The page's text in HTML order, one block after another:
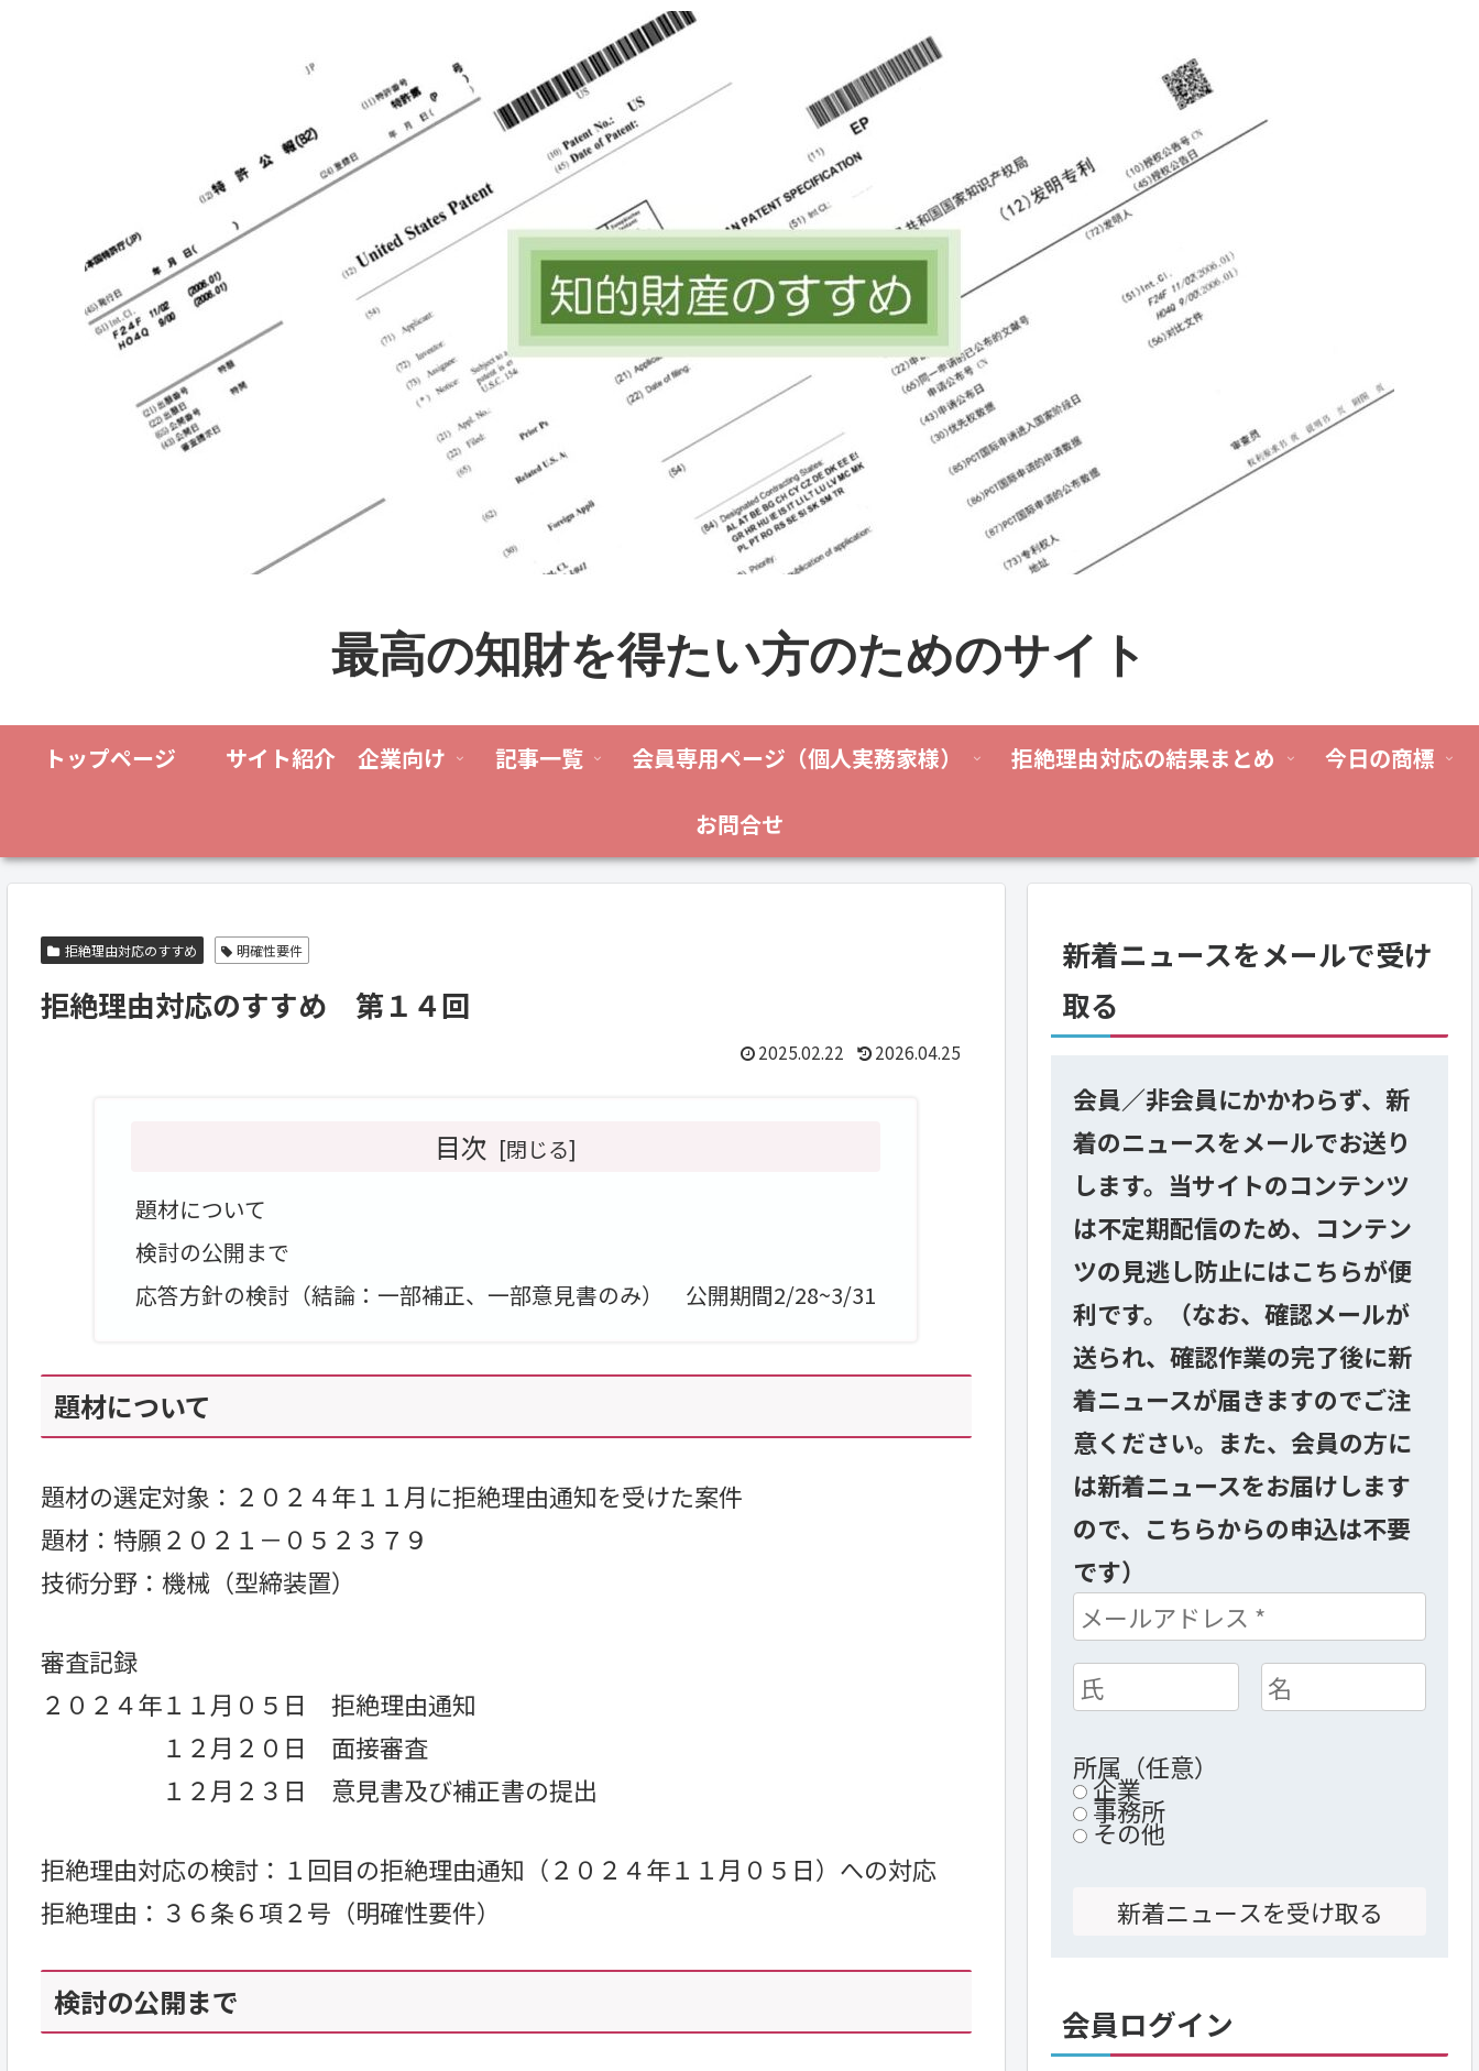
最高の知財を得たい方のためのサイト
トップページ サイト紹介 企業向け 記事一覧 会員専用ページ（個人実務家様） 拒絶理由対応の結果まとめ 今日の商標
お問合せ
拒絶理由対応のすすめ 明確性要件
拒絶理由対応のすすめ 第１４回
2025.02.22 2026.04.25
目次
題材について
検討の公開まで
応答方針の検討（結論：一部補正、一部意見書のみ） 公開期間2/28~3/31
題材について
題材の選定対象：２０２４年１１月に拒絶理由通知を受けた案件
題材：特願２０２１－０５２３７９
技術分野：機械（型締装置）
審査記録
２０２４年１１月０５日 拒絶理由通知
１２月２０日 面接審査
１２月２３日 意見書及び補正書の提出
拒絶理由対応の検討：１回目の拒絶理由通知（２０２４年１１月０５日）への対応
拒絶理由：３６条６項２号（明確性要件）
検討の公開まで
新着ニュースをメールで受け
取る
会員／非会員にかかわらず、新
着のニュースをメールでお送り
します。当サイトのコンテンツ
は不定期配信のため、コンテン
ツの見逃し防止にはこちらが便
利です。（なお、確認メールが
送られ、確認作業の完了後に新
着ニュースが届きますのでご注
意ください。また、会員の方に
は新着ニュースをお届けします
ので、こちらからの申込は不要
です）
所属（任意）
企業
事務所
その他
会員ログイン